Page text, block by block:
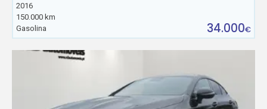
2016
150.000 km
Gasolina
34.000€